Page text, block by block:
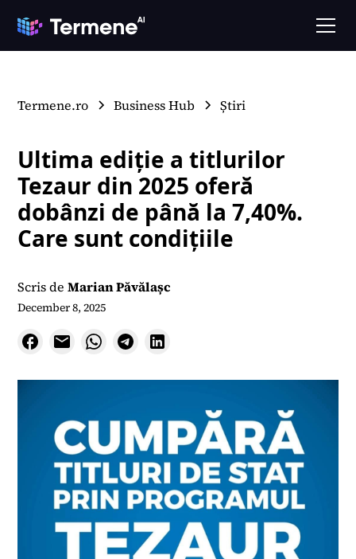
Termene.ro Business Hub Știri
Ultima ediție a titlurilor
Tezaur din 2025 oferă
dobânzi de până la 7,40%.
Care sunt condițiile
Scris de Marian Păvălașc
December 8, 2025